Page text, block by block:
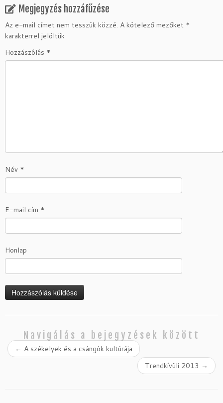
Megjegyzés hozzáfűzése
Az e-mail címet nem tesszük közzé. A kötelező mezőket *
karakterrel jelöltük
Hozzászólás *
Név *
E-mail cím *
Honlap
Navigálás a bejegyzések között
← A székelyek és a csángók kultúrája
Trendkívüli 2013 →